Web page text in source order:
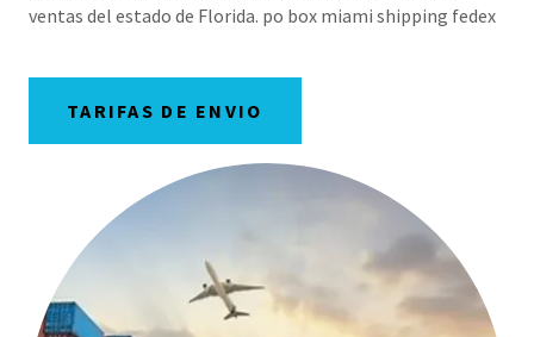
ventas del estado de Florida. po box miami shipping fedex
TARIFAS DE ENVIO